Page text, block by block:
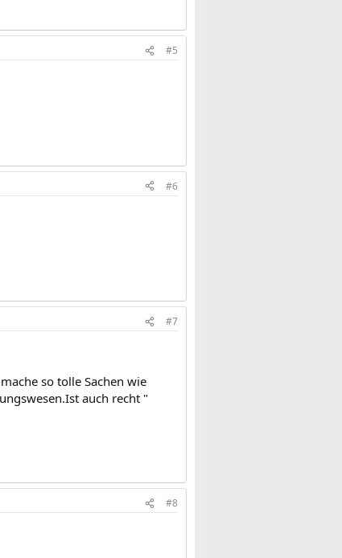
#5
#6
#7
so tolle Sachen wie
auch recht "
#8